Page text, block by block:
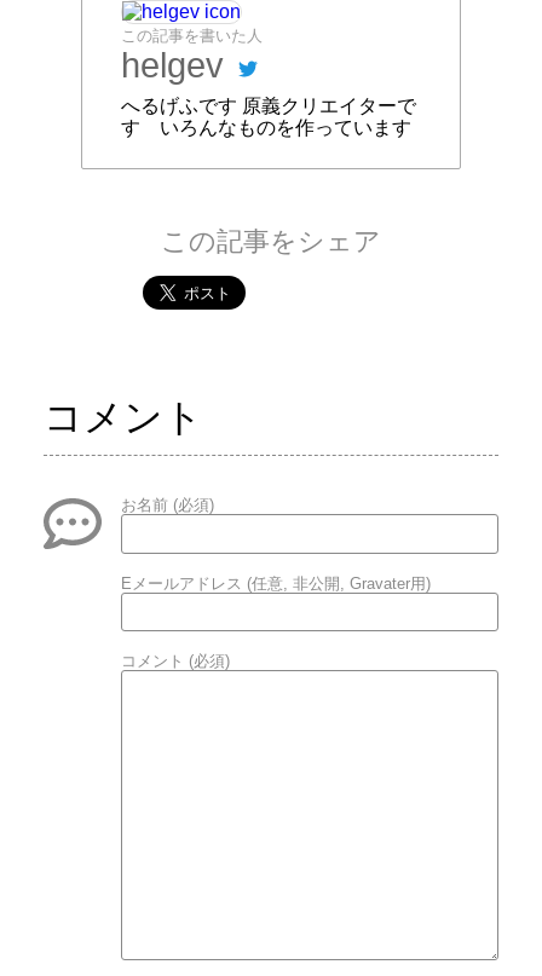
この記事を書いた人
helgev
へるげふです 原義クリエイターで
す いろんなものを作っています
この記事をシェア